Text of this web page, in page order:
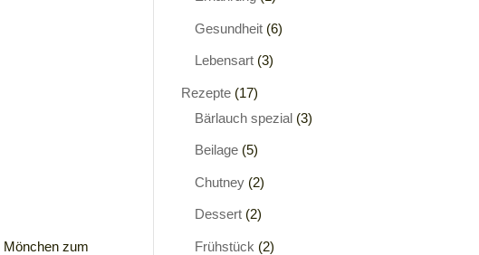
Mönchen zum
Gesundheit (6)
Lebensart (3)
Rezepte (17)
Bärlauch spezial (3)
Beilage (5)
Chutney (2)
Dessert (2)
Frühstück (2)